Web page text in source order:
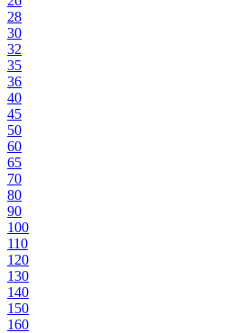
28
30
32
35
36
40
45
50
60
65
70
80
90
100
110
120
130
140
150
160